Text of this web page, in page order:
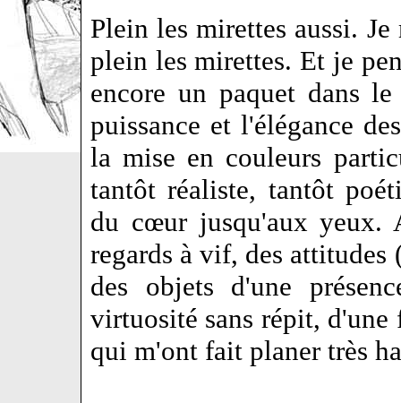
Plein les mirettes aussi.
plein les mirettes. Et je
encore un paquet dans
puissance et l'élégance
la mise en couleurs
tantôt réaliste, tantôt
du cœur jusqu'aux yeux.
regards à vif, des attitudes
des objets d'une
virtuosité sans répit,
qui m'ont fait planer très